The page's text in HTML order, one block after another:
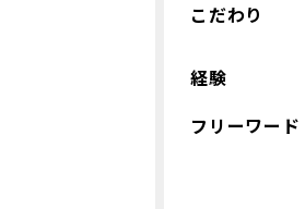
こだわり
経験
フリーワード